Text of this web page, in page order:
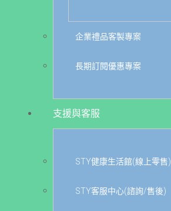
企業禮品客製專案
長期訂閱優惠專案
支援與客服
STY健康生活館(線上零售)
STY客服中心(諮詢/售後)